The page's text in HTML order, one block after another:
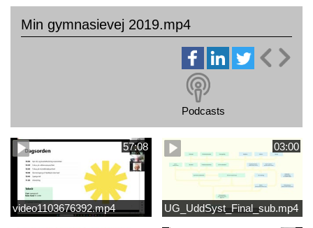
Min gymnasievej 2019.mp4
Podcasts
57:08
video1103676392.mp4
03:00
UG_UddSyst_Final_sub.mp4